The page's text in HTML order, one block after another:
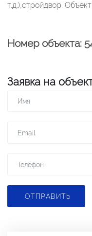
т.д.),стройдвор.
Номер объекта:
Заявка на
ОТПРАВИТЬ